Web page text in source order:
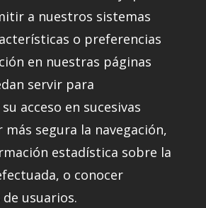
a nuestros sistemas
o preferencias
en nuestras páginas
servir para
acceso en sucesivas
más segura la navegación,
estadística sobre la
o conocer
usuarios.